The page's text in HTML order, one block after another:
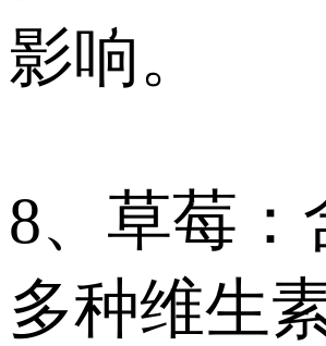
影响。
8、草莓：
多种维生